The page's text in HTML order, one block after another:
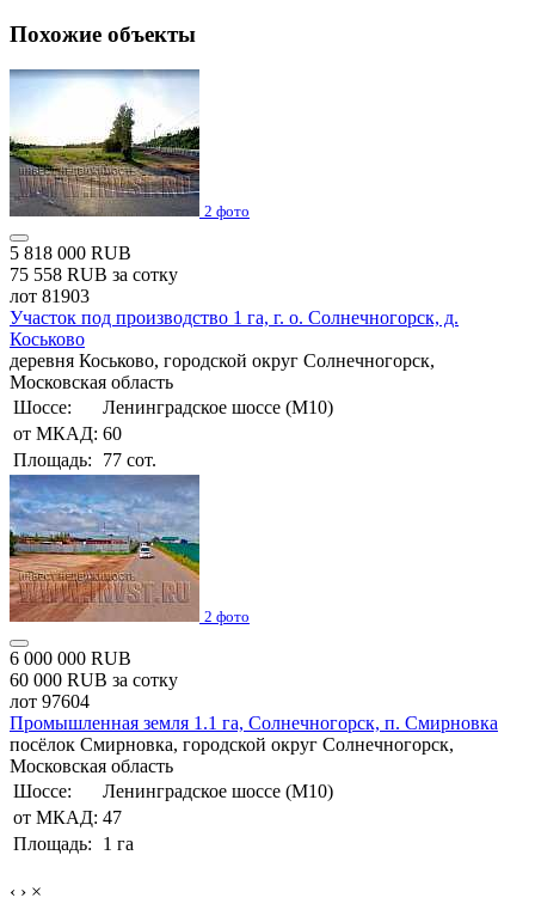
Похожие объекты
2 фото
5 818 000 RUB
75 558 RUB за сотку
лот 81903
Участок под производство 1 га, г. о. Солнечногорск, д.
Коськово
деревня Коськово, городской округ Солнечногорск,
Московская область
Шоссе:
Ленинградское шоссе (М10)
от МКАД: 60
Площадь:
77 сот.
2 фото
6 000 000 RUB
60 000 RUB за сотку
лот 97604
Промышленная земля 1.1 га, Солнечногорск, п. Смирновка
посёлок Смирновка, городской округ Солнечногорск,
Московская область
Шоссе:
Ленинградское шоссе (М10)
от МКАД: 47
Площадь:
1 га
‹ › ×